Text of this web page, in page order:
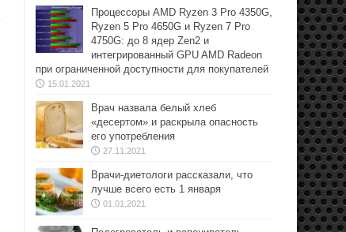
Процессоры AMD Ryzen 3 Pro 4350G,
Ryzen 5 Pro 4650G и Ryzen 7 Pro
4750G: до 8 ядер Zen2 и
интегрированный GPU AMD Radeon
при ограниченной доступности для покупателей
15.01.2021
Врач назвала белый хлеб
«десертом» и раскрыла опасность
его употребления
27.11.2021
Врачи-диетологи рассказали, что
лучше всего есть 1 января
01.01.2021